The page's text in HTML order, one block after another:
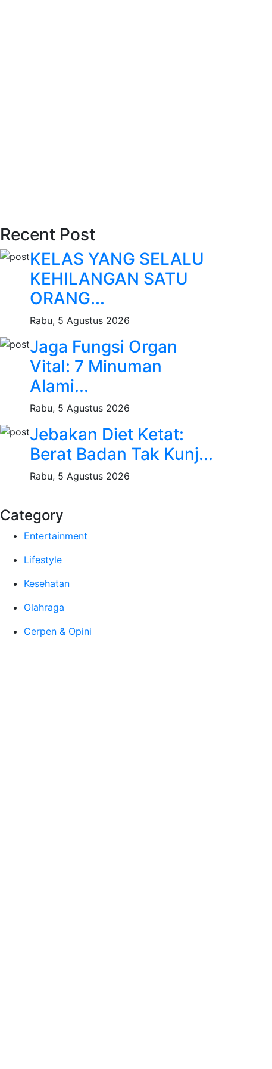
Recent Post
KELAS YANG SELALU
KEHILANGAN SATU
ORANG...
Rabu, 5 Agustus 2026
Jaga Fungsi Organ
Vital: 7 Minuman
Alami...
Rabu, 5 Agustus 2026
Jebakan Diet Ketat:
Berat Badan Tak Kunj...
Rabu, 5 Agustus 2026
Category
Entertainment
Lifestyle
Kesehatan
Olahraga
Cerpen & Opini